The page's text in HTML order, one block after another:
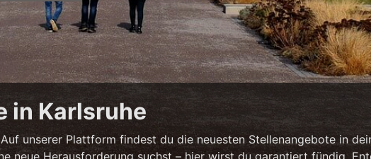
in Karlsruhe
unserer Plattform findest du die neuesten Stellenangebote in